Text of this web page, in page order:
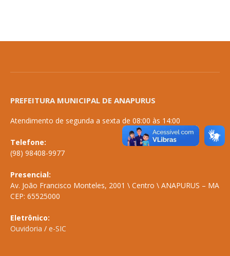
PREFEITURA MUNICIPAL DE ANAPURUS
Atendimento de segunda a sexta de 08:00 às 14:00
Telefone:
(98) 98408-9977
Presencial:
Av. João Francisco Monteles, 2001 \ Centro \ ANAPURUS – MA
CEP: 65525000
Eletrônico:
Ouvidoria / e-SIC